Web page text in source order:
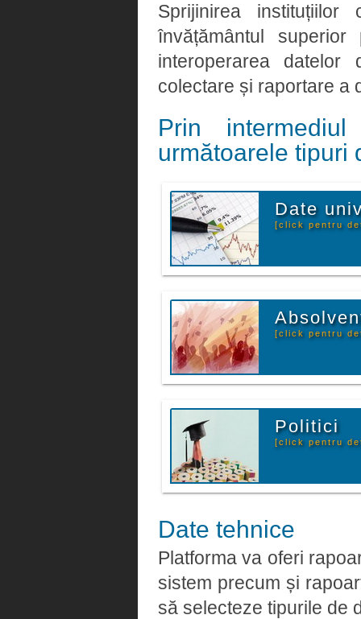
Sprijinirea
învățământul
interoperarea
colectare și raportare a
Prin
următoarele tipuri
Date
[click pentru
[click pentru
Politici
[click pentru
Date tehnice
Platforma va oferi
sistem precum și
să selecteze tipurile de